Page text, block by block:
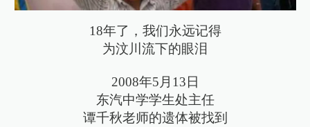
18年了，我们永远记得
为汶川流下的眼泪
2008年5月13日
东汽中学学生处主任
谭千秋老师的遗体被找到